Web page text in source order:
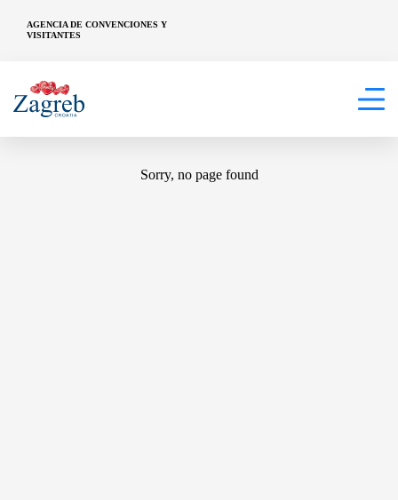
AGENCIA DE CONVENCIONES Y
VISITANTES
Sorry, no page found